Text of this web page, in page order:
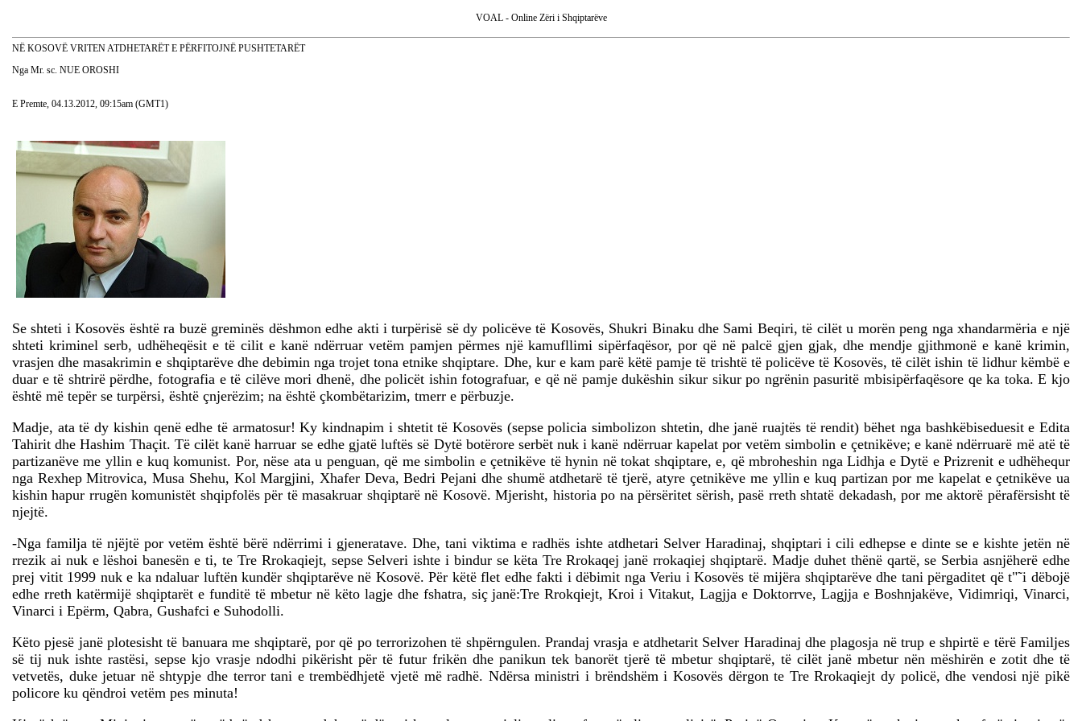
VOAL - Online Zëri i Shqiptarëve
NË KOSOVË VRITEN ATDHETARËT E PËRFITOJNË PUSHTETARËT
Nga Mr. sc. NUE OROSHI
E Premte, 04.13.2012, 09:15am (GMT1)
Se shteti i Kosovës është ra buzë greminës dëshmon edhe akti i turpërisë së dy policëve të Kosovës, Shukri Binaku dhe Sami Beqiri, të cilët u morën peng nga xhandarmëria e një
shteti kriminel serb, udhëheqësit e të cilit e kanë ndërruar vetëm pamjen përmes një kamufllimi sipërfaqësor, por që në palcë gjen gjak, dhe mendje gjithmonë e kanë krimin,
vrasjen dhe masakrimin e shqiptarëve dhe debimin nga trojet tona etnike shqiptare. Dhe, kur e kam parë këtë pamje të trishtë të policëve të Kosovës, të cilët ishin të lidhur këmbë e
duar e të shtrirë përdhe, fotografia e të cilëve mori dhenë, dhe policët ishin fotografuar, e që në pamje dukëshin sikur sikur po ngrënin pasuritë mbisipërfaqësore qe ka toka. E kjo
është më tepër se turpërsi, është çnjerëzim; na është çkombëtarizim, tmerr e përbuzje.
Madje, ata të dy kishin qenë edhe të armatosur! Ky kindnapim i shtetit të Kosovës (sepse policia simbolizon shtetin, dhe janë ruajtës të rendit) bëhet nga bashkëbiseduesit e Edita
Tahirit dhe Hashim Thaçit. Të cilët kanë harruar se edhe gjatë luftës së Dytë botërore serbët nuk i kanë ndërruar kapelat por vetëm simbolin e çetnikëve; e kanë ndërruarë më atë të
partizanëve me yllin e kuq komunist. Por, nëse ata u penguan, që me simbolin e çetnikëve të hynin në tokat shqiptare, e, që mbroheshin nga Lidhja e Dytë e Prizrenit e udhëhequr
nga Rexhep Mitrovica, Musa Shehu, Kol Margjini, Xhafer Deva, Bedri Pejani dhe shumë atdhetarë të tjerë, atyre çetnikëve me yllin e kuq partizan por me kapelat e çetnikëve ua
kishin hapur rrugën komunistët shqipfolës për të masakruar shqiptarë në Kosovë. Mjerisht, historia po na përsëritet sërish, pasë rreth shtatë dekadash, por me aktorë përafërsisht të
njejtë.
-Nga familja të njëjtë por vetëm është bërë ndërrimi i gjeneratave. Dhe, tani viktima e radhës ishte atdhetari Selver Haradinaj, shqiptari i cili edhepse e dinte se e kishte jetën në
rrezik ai nuk e lëshoi banesën e ti, te Tre Rrokaqiejt, sepse Selveri ishte i bindur se këta Tre Rrokaqej janë rrokaqiej shqiptarë. Madje duhet thënë qartë, se Serbia asnjëherë edhe
prej vitit 1999 nuk e ka ndaluar luftën kundër shqiptarëve në Kosovë. Për këtë flet edhe fakti i dëbimit nga Veriu i Kosovës të mijëra shqiptarëve dhe tani përgaditet që t"˜i dëbojë
edhe rreth katërmijë shqiptarët e funditë të mbetur në këto lagje dhe fshatra, siç janë:Tre Rrokqiejt, Kroi i Vitakut, Lagjja e Doktorrve, Lagjja e Boshnjakëve, Vidimriqi, Vinarci,
Vinarci i Epërm, Qabra, Gushafci e Suhodolli.
Këto pjesë janë plotesisht të banuara me shqiptarë, por që po terrorizohen të shpërngulen. Prandaj vrasja e atdhetarit Selver Haradinaj dhe plagosja në trup e shpirtë e tërë Familjes
së tij nuk ishte rastësi, sepse kjo vrasje ndodhi pikërisht për të futur frikën dhe panikun tek banorët tjerë të mbetur shqiptarë, të cilët janë mbetur nën mëshirën e zotit dhe të
vetvetës, duke jetuar në shtypje dhe terror tani e trembëdhjetë vjetë më radhë. Ndërsa ministri i brëndshëm i Kosovës dërgon te Tre Rrokaqiejt dy policë, dhe vendosi një pikë
policore ku qëndroi vetëm pes minuta!